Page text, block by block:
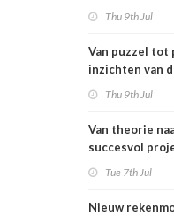
Thu 9th Jul
Van puzzel
inzichten van
Thu 9th Jul
Van theorie
succesvol
Tue 7th Jul
Nieuw